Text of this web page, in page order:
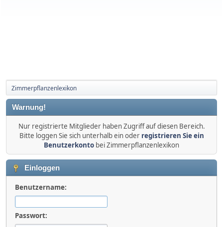
Zimmerpflanzenlexikon
Warnung!
Nur registrierte Mitglieder haben Zugriff auf diesen Bereich.
Bitte loggen Sie sich unterhalb ein oder registrieren Sie ein
Benutzerkonto bei Zimmerpflanzenlexikon
Einloggen
Benutzername:
Passwort: